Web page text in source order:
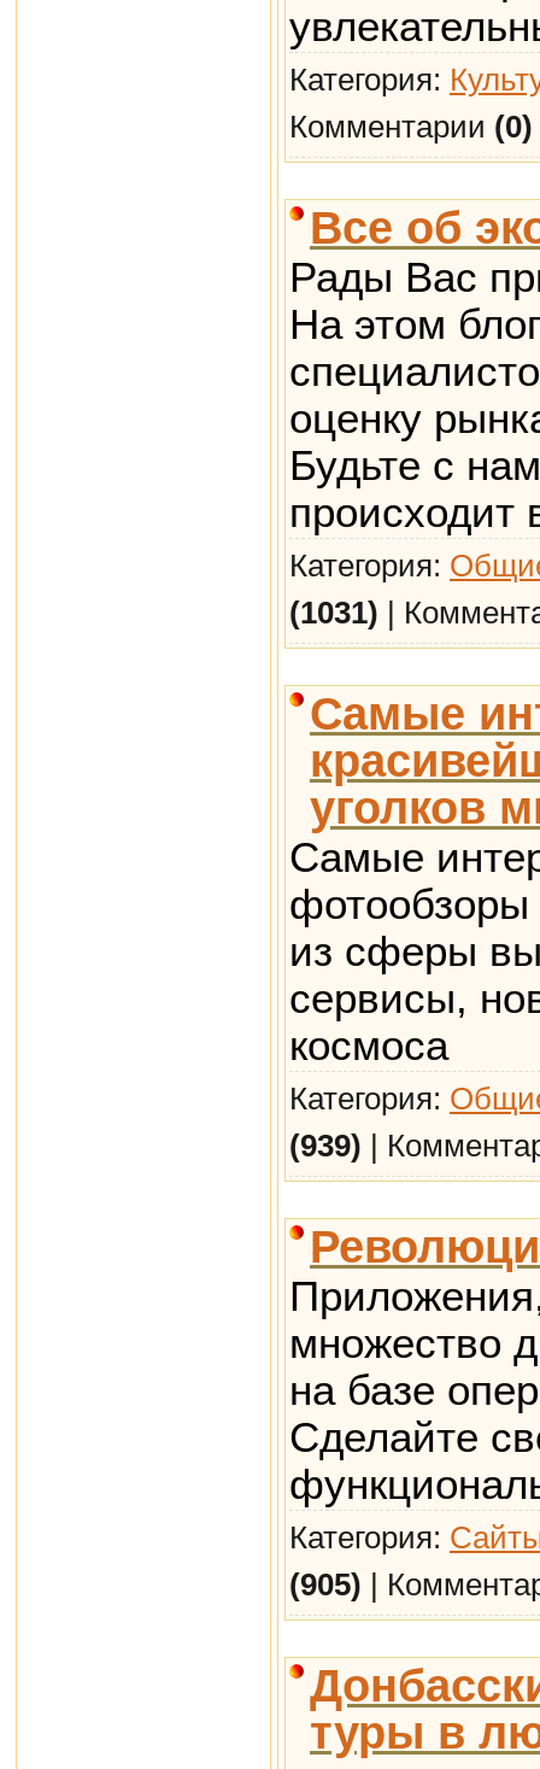
Категория:
Комментарии (0)
Все об
Рады Вас
На этом
оценку
Будьте с
происходит
Категория:
(1031) |
Самые
уголков
Самые
фотообзоры
из сферы
сервисы,
космоса
Категория:
(939) |
множество
на базе
Сделайте
Категория:
(905) |
туры в